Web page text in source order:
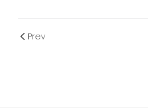
Prev